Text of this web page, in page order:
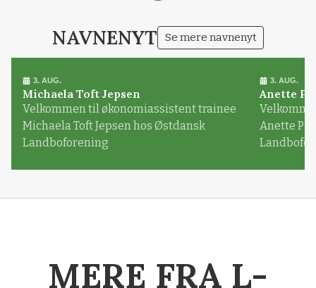
NAVNENYT Se mere navnenyt
3. AUG.
Michaela Toft Jepsen
Velkommen til økonomiassistent trainee
Michaela Toft Jepsen hos Østdansk
Landboforening
3. AUG.
Anette
Anette
MERE FRA L-